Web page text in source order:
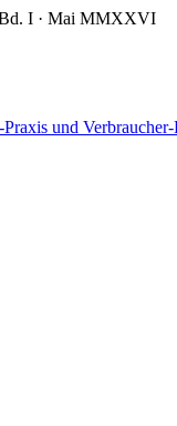
I · Mai MMXXVI
und Verbraucher-